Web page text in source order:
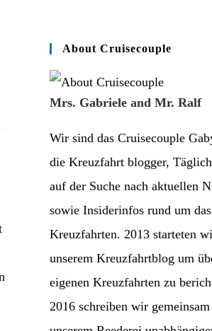
About Cruisecouple
Mrs. Gabriele and Mr. Ralf
Wir sind das Cruisecouple
die Kreuzfahrt blogger,
auf der Suche nach aktuellen
sowie Insiderinfos rund um
Kreuzfahrten. 2013 starteten
unserem Kreuzfahrtblog um
eigenen Kreuzfahrten zu
2016 schreiben wir